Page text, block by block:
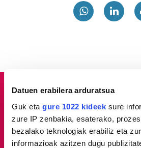
Datuen erabilera arduratsua
Guk eta gure 1022 kideek sure
zure IP zenbakia, esaterako,
bezalako teknologiak erabiliz eta
informazioak azitzen dugu